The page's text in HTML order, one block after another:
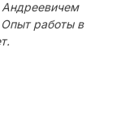
Опыт работы в